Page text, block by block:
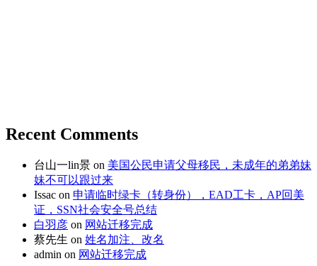
Recent Comments
台山一lin景 on 美国公民申请父母移民，未成年的弟弟妹
妹不可以跟过来
Issac on 申请临时绿卡（转身份），EAD工卡，AP回美
证，SSN社会安全号总结
白羽彦 on 网站迁移完成
蔡先生 on 姓名加注、改名
admin on 网站迁移完成